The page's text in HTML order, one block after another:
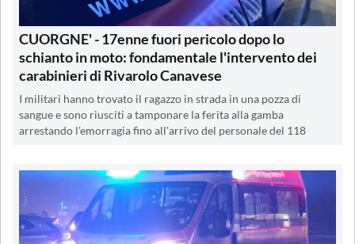
CUORGNE' - 17enne fuori pericolo dopo lo
schianto in moto: fondamentale l'intervento dei
carabinieri di Rivarolo Canavese
I militari hanno trovato il ragazzo in strada in una pozza di
sangue e sono riusciti a tamponare la ferita alla gamba
arrestando l'emorragia fino all'arrivo del personale del 118